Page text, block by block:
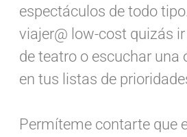
espectáculos de todo
viajer@ low-cost quizás
de teatro o escuchar una
en tus listas de
Permíteme contarte que